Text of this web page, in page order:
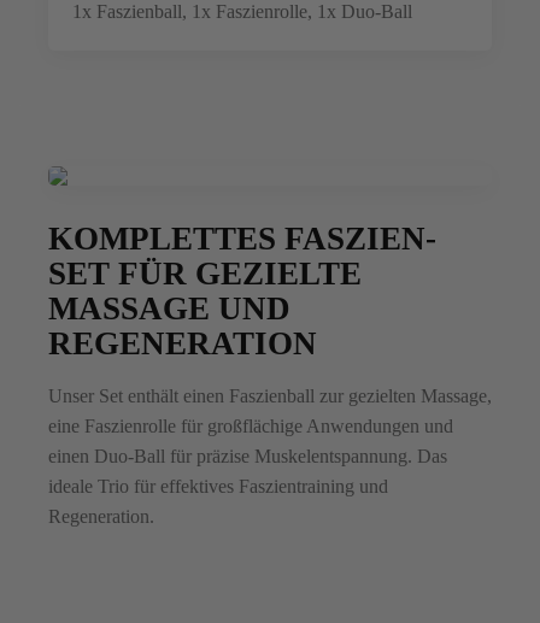
1x Faszienball, 1x Faszienrolle, 1x Duo-Ball
KOMPLETTES FASZIEN-
SET FÜR GEZIELTE
MASSAGE UND
REGENERATION
Unser Set enthält einen Faszienball zur gezielten Massage,
eine Faszienrolle für großflächige Anwendungen und
einen Duo-Ball für präzise Muskelentspannung. Das
ideale Trio für effektives Faszientraining und
Regeneration.